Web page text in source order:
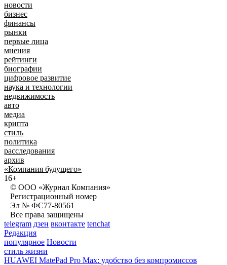
новости
бизнес
финансы
рынки
первые лица
мнения
рейтинги
биографии
цифровое развитие
наука и технологии
недвижимость
авто
медиа
крипта
стиль
политика
расследования
архив
«Компания будущего»
16+
© ООО «Журнал Компания»
Регистрационный номер
Эл № ФС77-80561
Все права защищены
telegram дзен вконтакте tenchat
Редакция
популярное Новости
стиль жизни
HUAWEI MatePad Pro Max: удобство без компромиссов